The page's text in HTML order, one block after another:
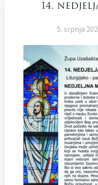
14.
5. srpnja